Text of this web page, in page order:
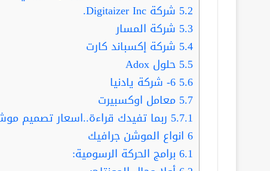
5.2 شركة Digitaizer Inc.
5.3 شركة المسار
5.4 شركة إكسباند كارت
5.5 حلول Adox
5.6
5.7 معامل اوكسبيرت
5.7.1 ربما تفيدك قراءة..اسعار تصميم موشن جرافيك .. 9
6 انواع الموشن جرافيك
6.1 برامج الحركة الرسومية: